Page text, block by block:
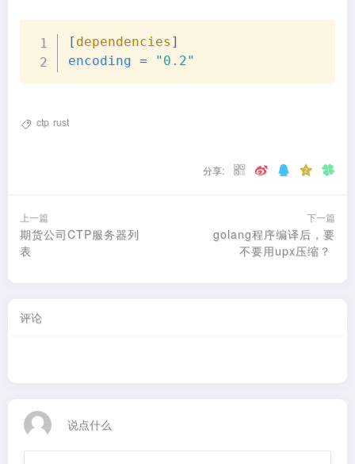
[ dependencies]
encoding = "0.2"
ctp rust
分享:
上一篇
期货公司CTP服务器列
表
下一篇
golang程序编译后，要
不要用upx压缩？ ​​​​
评论
说点什么